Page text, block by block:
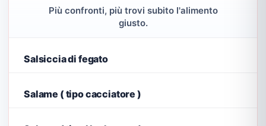
Più confronti, più trovi subito l'alimento
giusto.
Salsiccia di fegato
Salame ( tipo cacciatore )